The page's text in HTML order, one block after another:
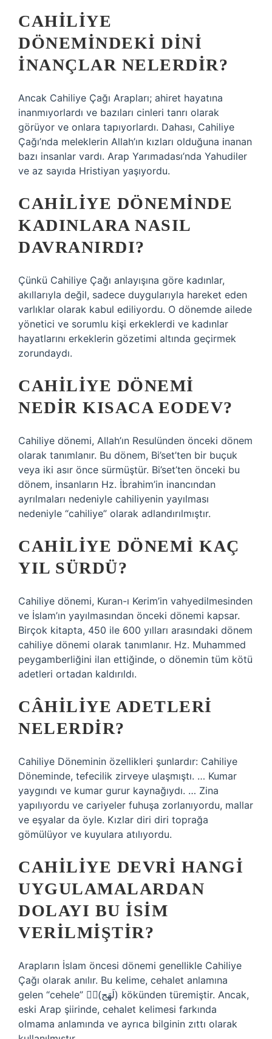
CAHILIYE
DÖNEMINDEKI DINI
INANÇLAR NELERDIR?
Ancak Cahiliye Çağı Arapları; ahiret hayatına
inanmıyorlardı ve bazıları cinleri tanrı olarak
görüyor ve onlara tapıyorlardı. Dahası, Cahiliye
Çağı’nda meleklerin Allah’ın kızları olduğuna inanan
bazı insanlar vardı. Arap Yarımadası’nda Yahudiler
ve az sayıda Hristiyan yaşıyordu.
CAHILIYE DÖNEMINDE
KADINLARA NASIL
DAVRANIRDI?
Çünkü Cahiliye Çağı anlayışına göre kadınlar,
akıllarıyla değil, sadece duygularıyla hareket eden
varlıklar olarak kabul ediliyordu. O dönemde ailede
yönetici ve sorumlu kişi erkeklerdi ve kadınlar
hayatlarını erkeklerin gözetimi altında geçirmek
zorundaydı.
CAHILIYE DÖNEMI
NEDIR KISACA EODEV?
Cahiliye dönemi, Allah’ın Resulünden önceki dönem
olarak tanımlanır. Bu dönem, Bi’set’ten bir buçuk
veya iki asır önce sürmüştür. Bi’set’ten önceki bu
dönem, insanların Hz. İbrahim’in inancından
ayrılmaları nedeniyle cahiliyenin yayılması
nedeniyle “cahiliye” olarak adlandırılmıştır.
CAHILIYE DÖNEMI KAÇ
YIL SÜRDÜ?
Cahiliye dönemi, Kuran-ı Kerim’in vahyedilmesinden
ve İslam’ın yayılmasından önceki dönemi kapsar.
Birçok kitapta, 450 ile 600 yılları arasındaki dönem
cahiliye dönemi olarak tanımlanır. Hz. Muhammed
peygamberliğini ilan ettiğinde, o dönemin tüm kötü
adetleri ortadan kaldırıldı.
CÂHILIYE ADETLERI
NELERDIR?
Cahiliye Döneminin özellikleri şunlardır: Cahiliye
Döneminde, tefecilik zirveye ulaşmıştı. … Kumar
yaygındı ve kumar gurur kaynağıydı. … Zina
yapılıyordu ve cariyeler fuhuşa zorlanıyordu, mallar
ve eşyalar da öyle. Kızlar diri diri toprağa
gömülüyor ve kuyulara atılıyordu.
CAHILIYE DEVRI HANGI
UYGULAMALARDAN
DOLAYI BU ISIM
VERILMIŞTIR?
Arapların İslam öncesi dönemi genellikle Cahiliye
Çağı olarak anılır. Bu kelime, cehalet anlamına
gelen “cehele” (ََلَهَج) kökünden türemiştir. Ancak,
eski Arap şiirinde, cehalet kelimesi farkında
olmama anlamında ve ayrıca bilginin zıttı olarak